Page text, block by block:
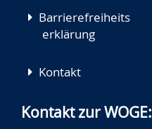
Barrierefreiheits
erklärung
Kontakt
Kontakt zur WOGE: